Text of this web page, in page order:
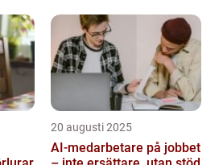
20 augusti 2025
AI‑medarbetare på jobbet